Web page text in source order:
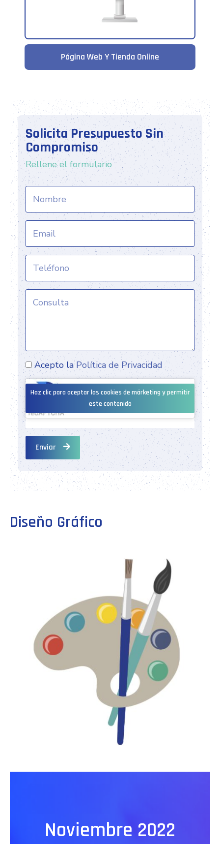
Pack CM + Social Ads
Solicita Presupuesto Sin
Compromiso
Rellene el formulario
Acepto laPolítica de Privacidad
Haz clic para aceptar las cookies de márketing y permitir
este contenido
Enviar
Diseño Gráfico
Noviembre 2022